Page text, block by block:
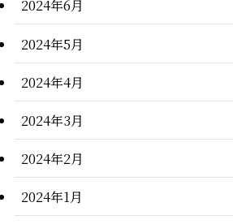
2024年6月
2024年5月
2024年4月
2024年3月
2024年2月
2024年1月